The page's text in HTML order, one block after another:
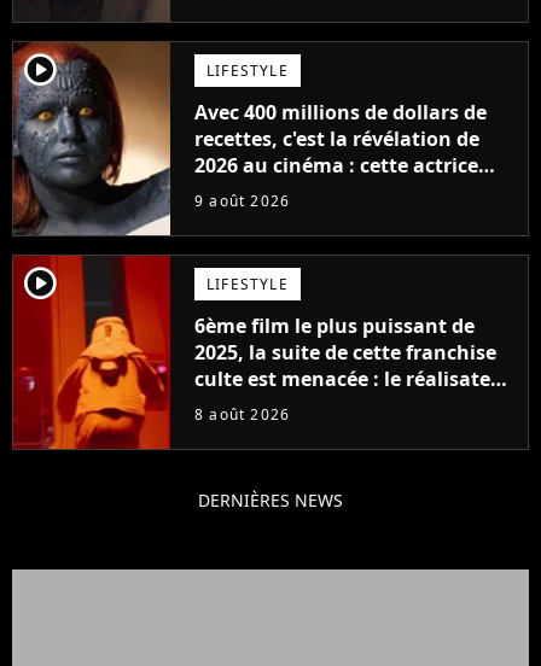
player2 LIFESTYLE
Avec 400 millions de dollars de
recettes, c'est la révélation de
2026 au cinéma : cette actrice
adorée prête à remplacer
9 août 2026
player2 LIFESTYLE
6ème film le plus puissant de
2025, la suite de cette franchise
culte est menacée : le réalisateur
claque la porte pour "différends
8 août 2026
DERNIÈRES NEWS